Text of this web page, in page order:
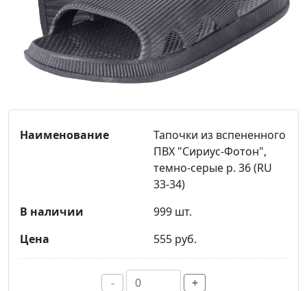
Тапочки из вспененного
ПВХ "Сириус-Фотон",
темно-серые р. 36 (RU
33-34)
999 шт.
555 руб.
- +